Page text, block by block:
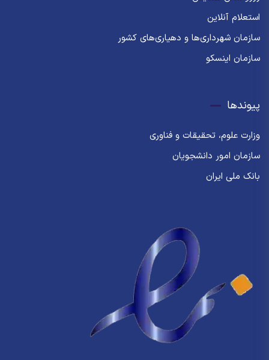
استعلام آنلاین
سازمان شهرداری‌ها و دهیاری‌های کشور
سازمان اینسکو
پیوندها
وزارت علوم، تحقیقات و فناوری
سازمان امور دانشجویان
بانک ملی ایران